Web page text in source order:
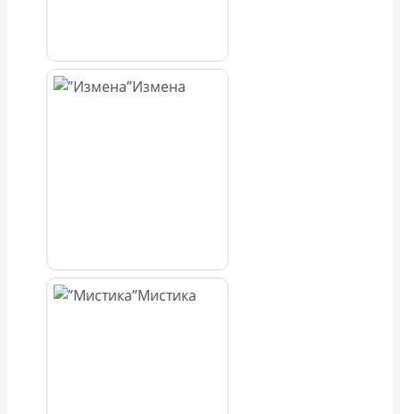
Измена
Мистика